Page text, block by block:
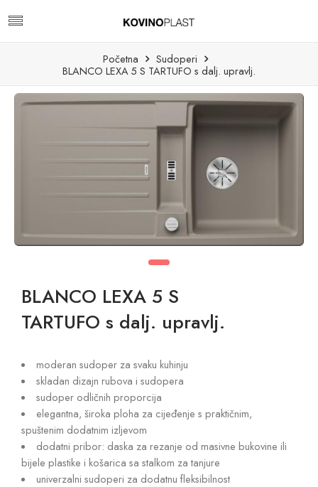
Početna
Sudoperi
BLANCO LEXA 5 S TARTUFO s dalj. upravlj.
BLANCO LEXA 5 S
TARTUFO s dalj. upravlj.
moderan sudoper za svaku kuhinju
skladan dizajn rubova i sudopera
sudoper odličnih proporcija
elegantna, široka ploha za cijeđenje s praktičnim,
spuštenim dodatnim izljevom
dodatni pribor: daska za rezanje od masivne bukovine ili
bijele plastike i košarica sa stalkom za tanjure
univerzalni sudoperi za dodatnu fleksibilnost